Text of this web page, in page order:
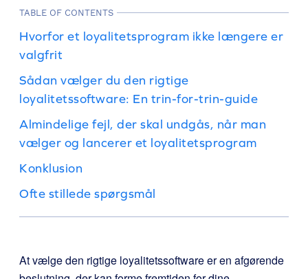
TABLE OF CONTENTS
Hvorfor et loyalitetsprogram ikke længere er
valgfrit
Sådan vælger du den rigtige
loyalitetssoftware: En trin-for-trin-guide
Almindelige fejl, der skal undgås, når man
vælger og lancerer et loyalitetsprogram
Konklusion
Ofte stillede spørgsmål
At vælge den rigtige loyalitetssoftware er en afgørende